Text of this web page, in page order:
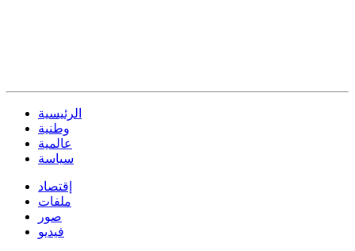
الرئيسية
وطنية
عالمية
سياسة
إقتصاد
ملفات
صور
فيديو